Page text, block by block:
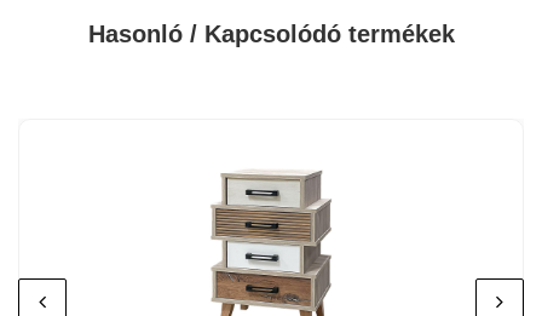
Hasonló / Kapcsolódó termékek